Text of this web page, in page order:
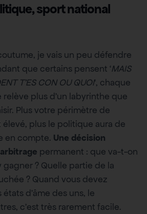
sport national
je vais un peu défendre
que certains pensent ‘MAIS
T’ES CON OU QUOI‘, chaque
plus d’un labyrinthe que
Plus votre périmètre de
plus le politique aura de
en compte. Une décision
permanent : que va-t-on
gagner ? Quelle partie de la
? Quand vous devez
d’âme des uns, le
c’est très rarement facile.